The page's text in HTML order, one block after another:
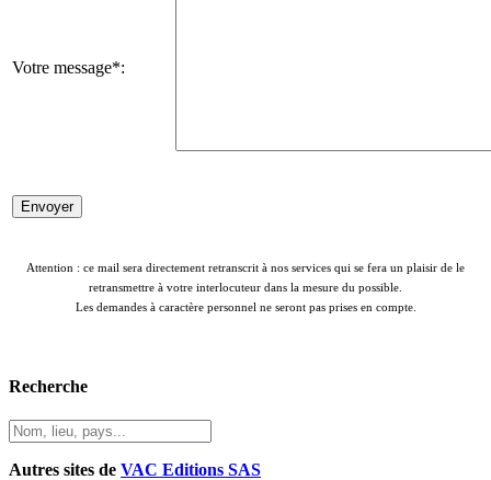
Votre message*:
Attention : ce mail sera directement retranscrit à nos services qui se fera un plaisir de le
retransmettre à votre interlocuteur dans la mesure du possible.
Les demandes à caractère personnel ne seront pas prises en compte.
Recherche
Autres sites de VAC Editions SAS